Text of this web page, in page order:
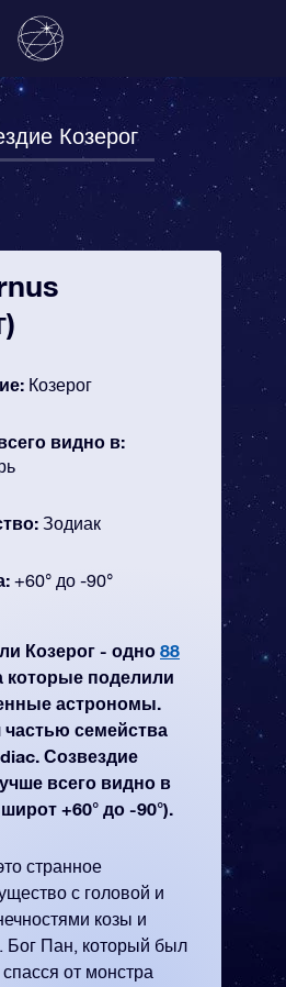
Козерог
Козерог
видно в:
Зодиак
+60° до -90°
Козерог - одно 88
которые поделили
астрономы.
частью семейства
Созвездие
всего видно в
+60° до -90°).
странное
с головой и
козы и
Бог Пан, который был
от монстра